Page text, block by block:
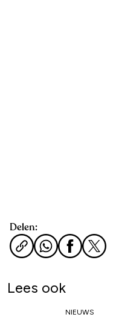
Delen:
Lees ook
NIEUWS